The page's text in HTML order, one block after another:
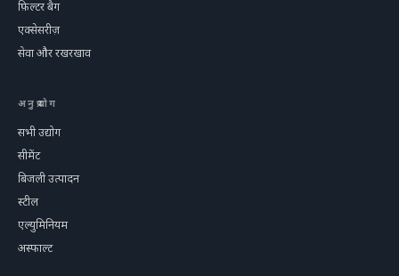
फ़िल्टर बैग
एक्सेसरीज़
सेवा और रखरखाव
अनुप्रयोग
सभी उद्योग
सीमेंट
बिजली उत्पादन
स्टील
एल्युमिनियम
अस्फाल्ट